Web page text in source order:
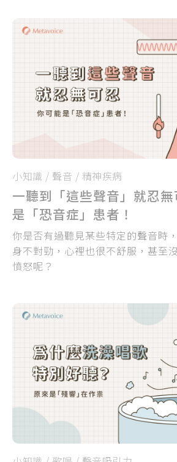
小知識 / 聲音 / 精神疾病
一聽到「這些聲音」就忍
是「恐音症」患者！
你是否有過聽見某些特定的聲音時
身不對勁，心裡也很不舒服，甚至
憤怒呢？